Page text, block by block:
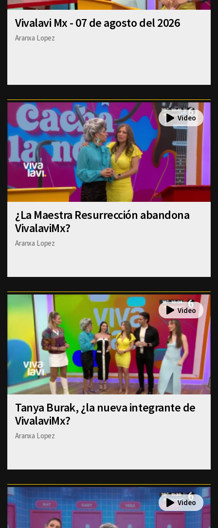
Vivalavi Mx - 07 de agosto del 2026
Aranxa Lopez
¿La Maestra Resurrección abandona
VivalaviMx?
Aranxa Lopez
Tanya Burak, ¿la nueva integrante de
VivalaviMx?
Aranxa Lopez